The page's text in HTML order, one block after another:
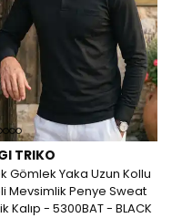
TRIKO
Gömlek Yaka Uzun Kollu
Mevsimlik Penye Sweat
Kalıp - 5300BAT - BLACK